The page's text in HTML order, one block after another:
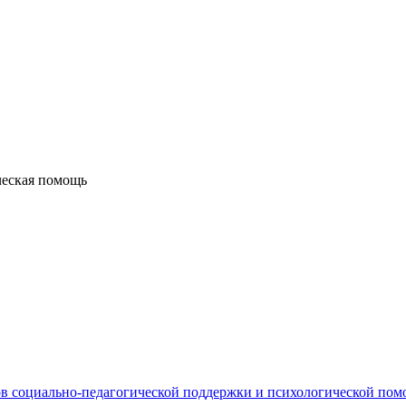
помощь
педагогической поддержки и психологической